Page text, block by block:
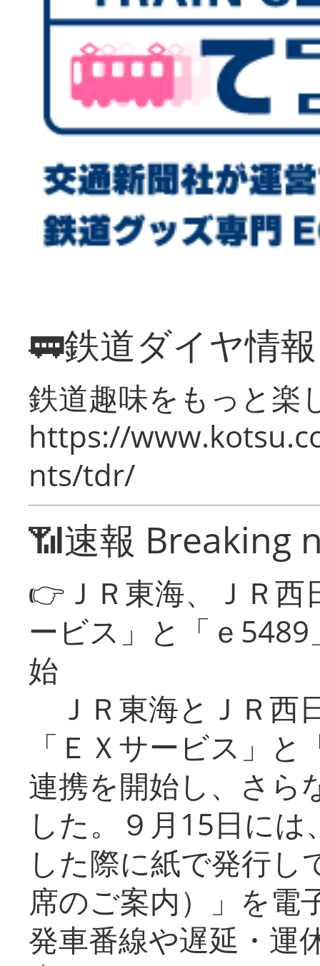
🚃鉄道ダイヤ情
鉄道趣味をもっと楽
https://
nts/tdr/
📶速報 Breaking
👉ＪＲ東海、ＪＲ
ービス」と「ｅ
始
ＪＲ東海とＪＲ西
「ＥＸサービス」
連携を開始し、さら
した。９月15日に
した際に紙で発行し
席のご案内）」を電
発車番線や遅延・運